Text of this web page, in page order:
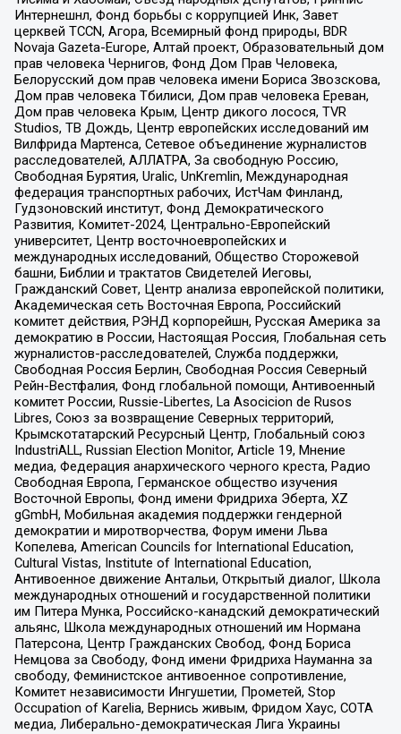
Интернешнл, Фонд борьбы с коррупцией Инк, Завет
церквей TCCN, Агора, Всемирный фонд природы, BDR
Novaja Gazeta-Europe, Алтай проект, Образовательный дом
прав человека Чернигов, Фонд Дом Прав Человека,
Белорусский дом прав человека имени Бориса Звозскова,
Дом прав человека Тбилиси, Дом прав человека Ереван,
Дом прав человека Крым, Центр дикого лосося, TVR
Studios, ТВ Дождь, Центр европейских исследований им
Вилфрида Мартенса, Сетевое объединение журналистов
расследователей, АЛЛАТРА, За свободную Россию,
Свободная Бурятия, Uralic, UnKremlin, Международная
федерация транспортных рабочих, ИстЧам Финланд,
Гудзоновский институт, Фонд Демократического
Развития, Комитет-2024, Центрально-Европейский
университет, Центр восточноевропейских и
международных исследований, Общество Сторожевой
башни, Библии и трактатов Свидетелей Иеговы,
Гражданский Совет, Центр анализа европейской политики,
Академическая сеть Восточная Европа, Российский
комитет действия, РЭНД корпорейшн, Русская Америка за
демократию в России, Настоящая Россия, Глобальная сеть
журналистов-расследователей, Служба поддержки,
Свободная Россия Берлин, Свободная Россия Северный
Рейн-Вестфалия, Фонд глобальной помощи, Антивоенный
комитет России, Russie-Libertes, La Asocicion de Rusos
Libres, Союз за возвращение Северных территорий,
Крымскотатарский Ресурсный Центр, Глобальный союз
IndustriALL, Russian Election Monitor, Article 19, Мнение
медиа, Федерация анархического черного креста, Радио
Свободная Европа, Германское общество изучения
Восточной Европы, Фонд имени Фридриха Эберта, XZ
gGmbH, Мобильная академия поддержки гендерной
демократии и миротворчества, Форум имени Льва
Копелева, American Councils for International Education,
Cultural Vistas, Institute of International Education,
Антивоенное движение Антальи, Открытый диалог, Школа
международных отношений и государственной политики
им Питера Мунка, Российско-канадский демократический
альянс, Школа международных отношений им Нормана
Патерсона, Центр Гражданских Свобод, Фонд Бориса
Немцова за Свободу, Фонд имени Фридриха Науманна за
свободу, Феминистское антивоенное сопротивление,
Комитет независимости Ингушетии, Прометей, Stop
Occupation of Karelia, Вернись живым, Фридом Хаус, СОТА
медиа, Либерально-демократическая Лига Украины